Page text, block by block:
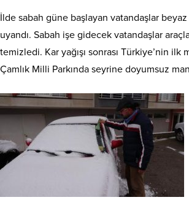
İlde sabah güne başlayan vatandaşlar
uyandı. Sabah işe gidecek vatandaşlar
temizledi. Kar yağışı sonrası Türkiye’nin ilk
Çamlık Milli Parkında seyrine doyumsuz